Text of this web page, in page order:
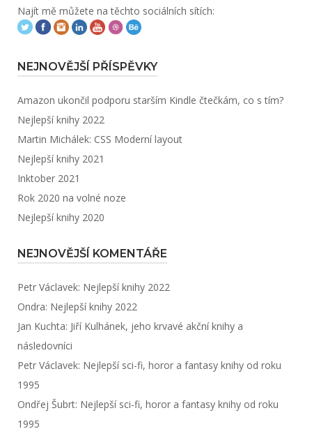
Najít mě můžete na těchto sociálních sítích:
NEJNOVĚJŠÍ PŘÍSPĚVKY
Amazon ukončil podporu starším Kindle čtečkám, co s tím?
Nejlepší knihy 2022
Martin Michálek: CSS Moderní layout
Nejlepší knihy 2021
Inktober 2021
Rok 2020 na volné noze
Nejlepší knihy 2020
NEJNOVĚJŠÍ KOMENTÁŘE
Petr Václavek: Nejlepší knihy 2022
Ondra: Nejlepší knihy 2022
Jan Kuchta: Jiří Kulhánek, jeho krvavé akční knihy a
následovníci
Petr Václavek: Nejlepší sci-fi, horor a fantasy knihy od roku
1995
Ondřej Šubrt: Nejlepší sci-fi, horor a fantasy knihy od roku
1995